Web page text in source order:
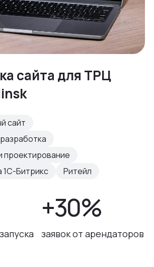
сайта для ТРЦ
сайт
проектирование
1С-Битрикс
Ритейл
+30%
заявок от арендаторов